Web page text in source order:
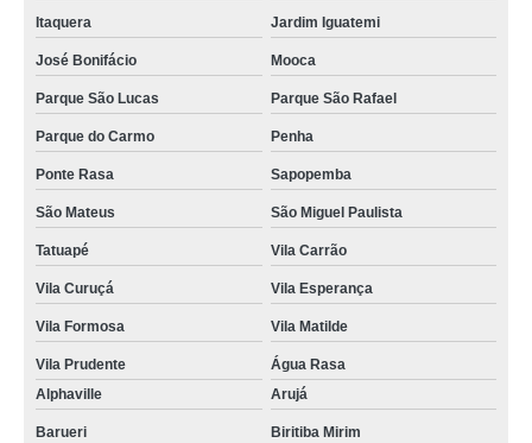
Itaquera Jardim Iguatemi
José Bonifácio Mooca
Parque São Lucas Parque São Rafael
Parque do Carmo Penha
Ponte Rasa Sapopemba
São Mateus São Miguel Paulista
Tatuapé Vila Carrão
Vila Curuçá Vila Esperança
Vila Formosa Vila Matilde
Vila Prudente
Água Rasa
Alphaville
Arujá
Barueri Biritiba Mirim